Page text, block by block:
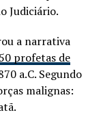
Judiciário.
a narrativa
profetas de
a.C. Segundo
malignas: